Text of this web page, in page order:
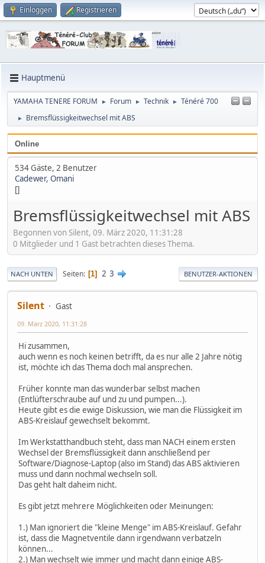
Einloggen Registrieren
Hauptmenü
YAMAHA TENERE FORUM ► Forum ► Technik ► Ténéré 700
► Bremsflüssigkeitwechsel mit ABS
Online
534 Gäste, 2 Benutzer
Cadewer, Omani
[]
Bremsflüssigkeitwechsel mit ABS
Begonnen von Silent, 09. März 2020, 11:31:28
0 Mitglieder und 1 Gast betrachten dieses Thema.
NACH UNTEN Seiten 1 2 3 BENUTZER-AKTIONEN
Silent Gast
09. März 2020, 11:31:28
Hi zusammen,
auch wenn es noch keinen betrifft, da es nur alle 2 Jahre nötig
ist, möchte ich das Thema doch mal ansprechen.
Früher konnte man das wunderbar selbst machen
(Entlüfterschraube auf und zu und pumpen...).
Heute gibt es die ewige Diskussion, wie man die Flüssigkeit im
ABS-Kreislauf gewechselt bekommt.
Im Werkstatthandbuch steht, dass man NACH einem ersten
Wechsel der Bremsflüssigkeit dann anschließend per
Software/Diagnose-Laptop (also im Stand) das ABS aktivieren
muss und dann nochmal wechseln soll.
Das geht halt daheim nicht.
Es gibt jetzt mehrere Möglichkeiten oder Meinungen:
1.) Man ignoriert die "kleine Menge" im ABS-Kreislauf. Gefahr
ist, dass die Magnetventile dann irgendwann verbatzeln
können...
2.) Man wechselt wie immer und macht dann einige ABS-